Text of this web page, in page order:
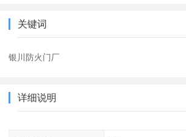
关键词
银川防火门厂
详细说明